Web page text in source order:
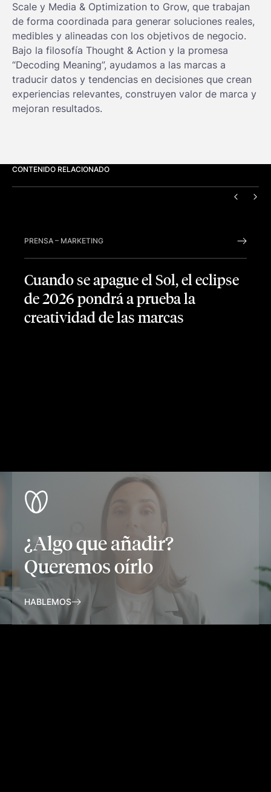
Scale y Media & Optimization to Grow, que trabajan
de forma coordinada para generar soluciones reales,
medibles y alineadas con los objetivos de negocio.
Bajo la filosofía Thought & Action y la promesa
“Decoding Meaning”, ayudamos a las marcas a
traducir datos y tendencias en decisiones que crean
experiencias relevantes, construyen valor de marca y
mejoran resultados.
CONTENIDO RELACIONADO
PRENSA – MARKETING
Cuando se apague el Sol, el eclipse
de 2026 pondrá a prueba la
creatividad de las marcas
¿Algo que añadir?
Queremos oírlo
HABLEMOS